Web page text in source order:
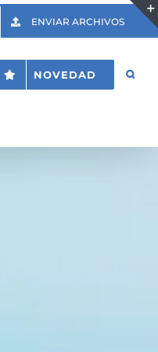
ENVIAR ARCHIVOS
NOVEDAD